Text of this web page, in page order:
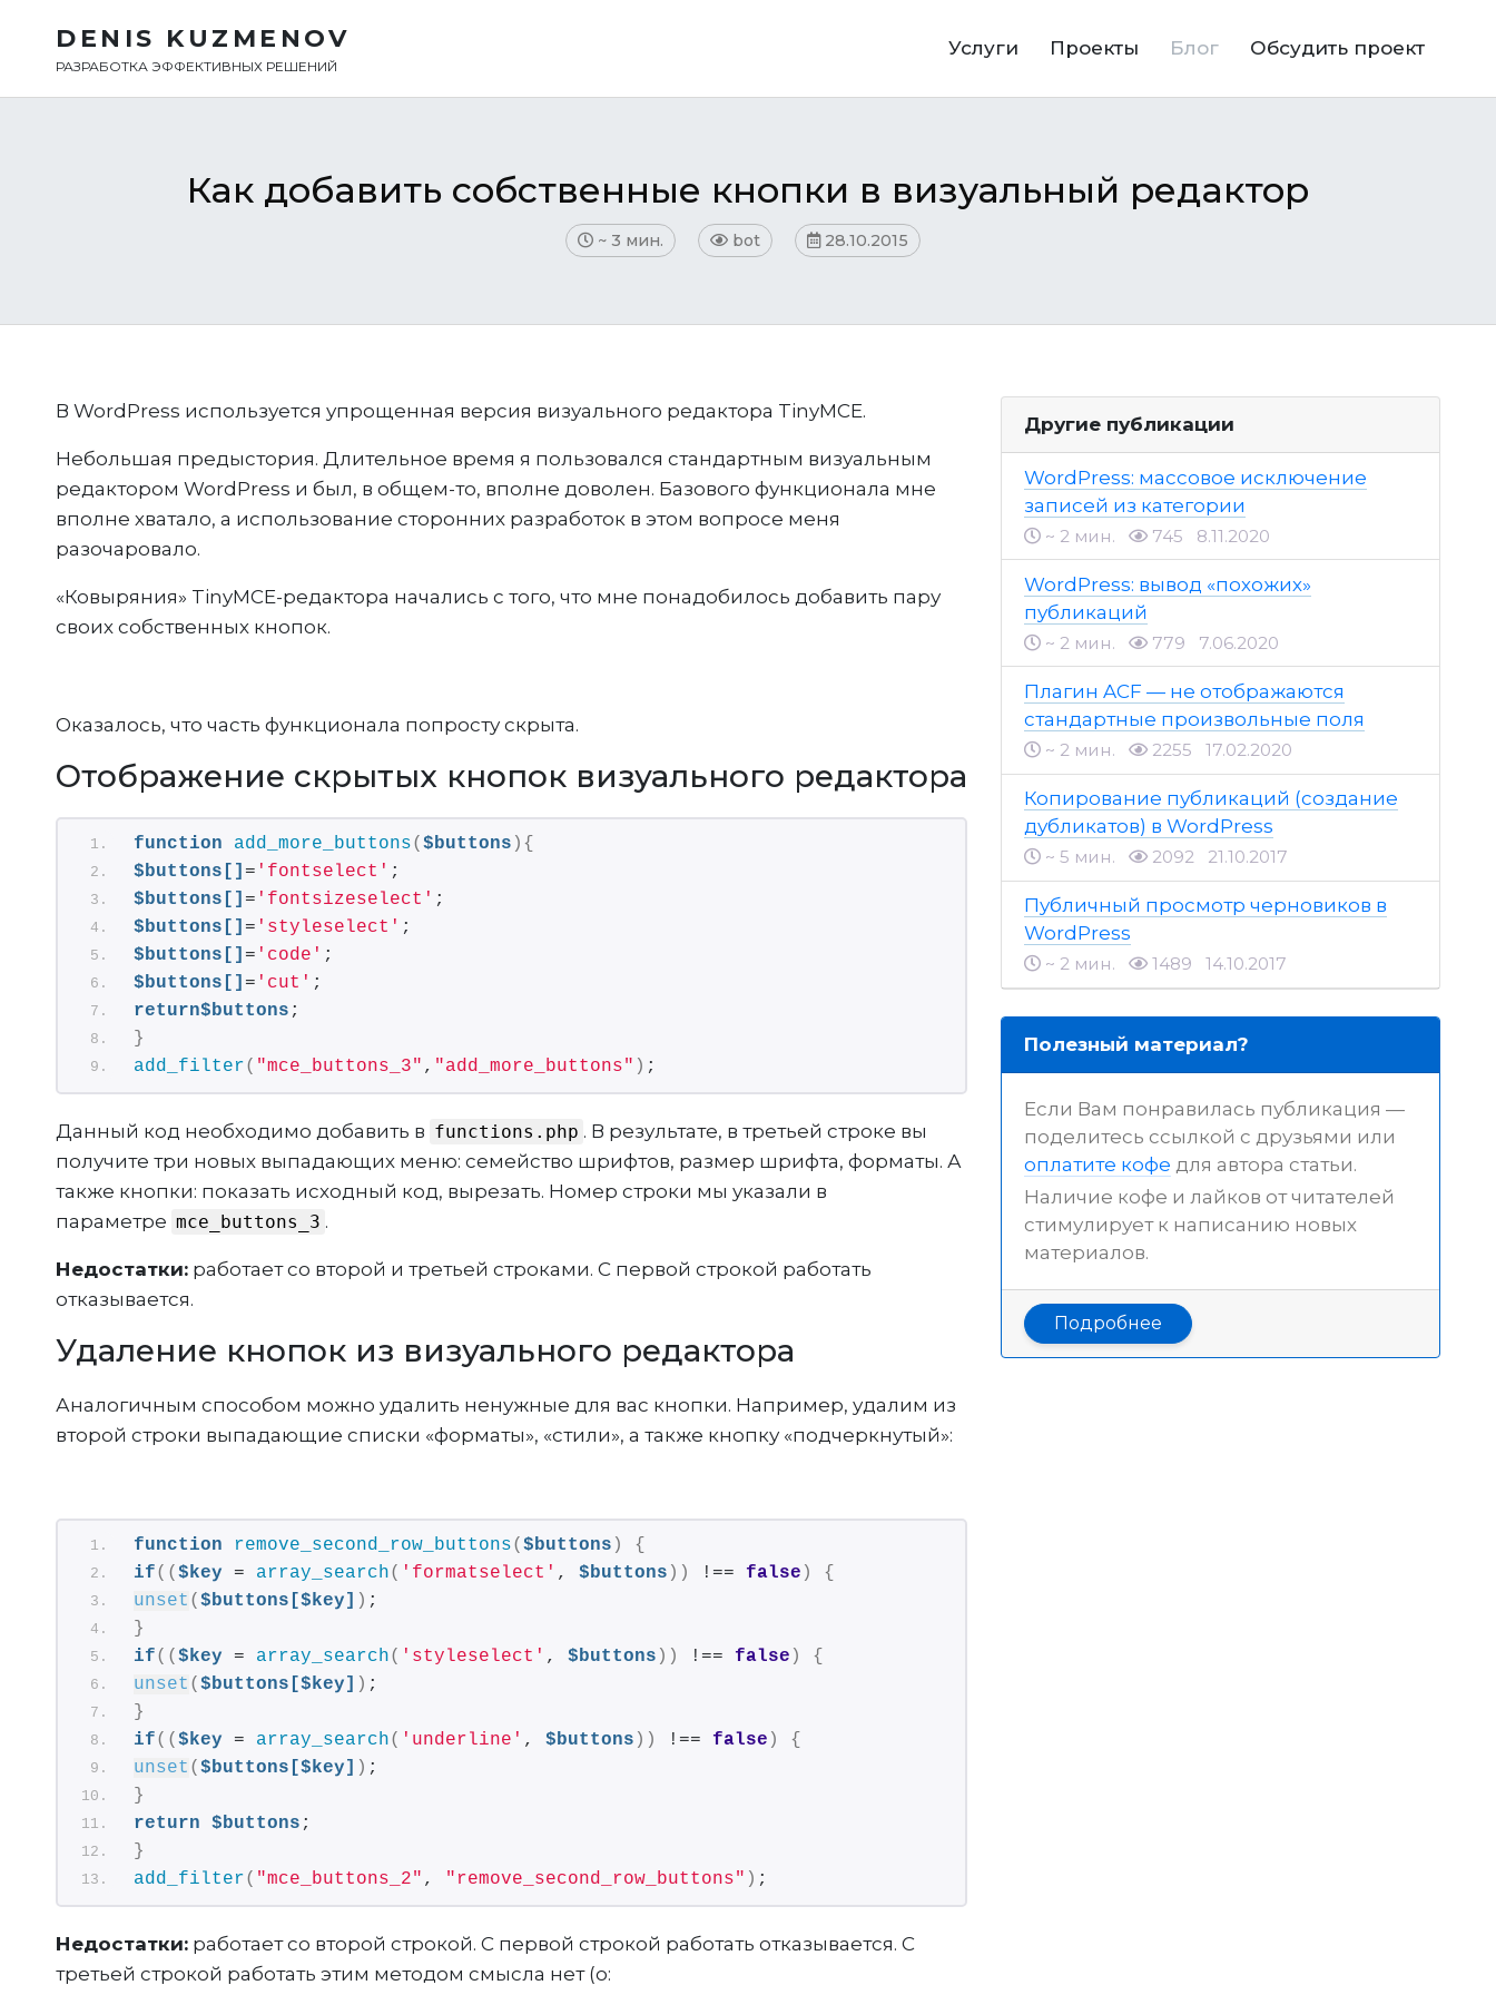
DENIS KUZMENOV
РАЗРАБОТКА ЭФФЕКТИВНЫХ РЕШЕНИЙ
Услуги Проекты Блог Обсудить проект
Как добавить собственные кнопки в визуальный редактор
~3 мин. bot 28.10.2015
В WordPress используется упрощенная версия визуального редактора TinyMCE.
Небольшая предыстория. Длительное время я пользовался стандартным визуальным
редактором WordPress и был, в общем-то, вполне доволен. Базового функционала мне
вполне хватало, а использование сторонних разработок в этом вопросе меня
разочаровало.
«Ковыряния» TinyMCE-редактора начались с того, что мне понадобилось добавить пару
своих собственных кнопок.
Оказалось, что часть функционала попросту скрыта.
Отображение скрытых кнопок визуального редактора
function add_more_buttons( $buttons ){
$buttons[] = 'fontselect' ;
$buttons[] = 'fontsizeselect' ;
$buttons[] = 'styleselect' ;
$buttons[] = 'code' ;
$buttons[] = 'cut' ;
return$buttons ;
}
add_filter( "mce_buttons_3" , "add_more_buttons" ) ;
Данный код необходимо добавить в functions.php . В результате, в третьей строке вы
получите три новых выпадающих меню: семейство шрифтов, размер шрифта, форматы. А
также кнопки: показать исходный код, вырезать. Номер строки мы указали в
параметре mce_buttons_3 .
Недостатки: работает со второй и третьей строками. С первой строкой работать
отказывается.
Удаление кнопок из визуального редактора
Аналогичным способом можно удалить ненужные для вас кнопки. Например, удалим из
второй строки выпадающие списки «форматы», «стили», а также кнопку «подчеркнутый»:
function remove_second_row_buttons( $buttons )
{
if(( $key = array_search( 'formatselect' , $buttons )) !== false )
{
unset ( $buttons[$key] ) ;
}
if(( $key = array_search( 'styleselect' , $buttons )) !== false )
{
unset ( $buttons[$key] ) ;
}
if(( $key = array_search( 'underline' , $buttons )) !== false )
{
unset ( $buttons[$key] ) ;
}
return
$buttons ;
}
add_filter( "mce_buttons_2" , "remove_second_row_buttons" ) ;
Недостатки: работает со второй строкой. С первой строкой работать отказывается. С
третьей строкой работать этим методом смысла нет (о:
Другие публикации
WordPress: массовое исключение
записей из категории
~ 2 мин. 745 8.11.2020
WordPress: вывод «похожих»
публикаций
~ 2 мин. 779 7.06.2020
Плагин ACF — не отображаются
стандартные произвольные поля
~ 2 мин. 2255 17.02.2020
Копирование публикаций (создание
дубликатов) в WordPress
~ 5 мин. 2092 21.10.2017
Публичный просмотр черновиков в
WordPress
~ 2 мин. 1489 14.10.2017
Полезный материал?
Если Вам понравилась публикация —
поделитесь ссылкой с друзьями или
оплатите кофе для автора статьи.
Наличие кофе и лайков от читателей
стимулирует к написанию новых
материалов.
Подробнее